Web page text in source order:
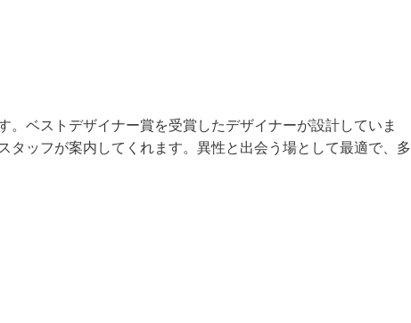
。ベストデザイナー賞を受賞したデザイナーが設計していま
タッフが案内してくれます。異性と出会う場として最適で、多